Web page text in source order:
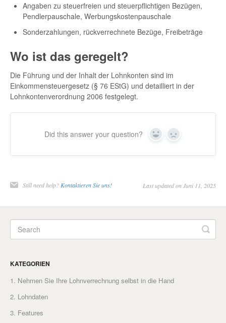
Angaben zu steuerfreien und steuerpflichtigen Bezügen,
Pendlerpauschale, Werbungskostenpauschale
Sonderzahlungen, rückverrechnete Bezüge, Freibeträge
Wo ist das geregelt?
Die Führung und der Inhalt der Lohnkonten sind im
Einkommensteuergesetz (§ 76 EStG) und detailliert in der
Lohnkontenverordnung 2006 festgelegt.
Did this answer your question? Yes No
Still need help? Kontaktieren Sie uns! Last updated on Juni 11, 2025
KATEGORIEN
1. Nehmen Sie Ihre Lohnverrechnung selbst in die Hand
2. Lohndaten
3. Features